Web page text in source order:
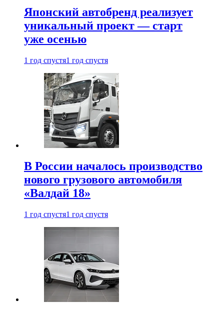
Японский автобренд реализует
уникальный проект — старт
уже осенью
1 год спустя1 год спустя
В России началось производство
нового грузового автомобиля
«Валдай 18»
1 год спустя1 год спустя